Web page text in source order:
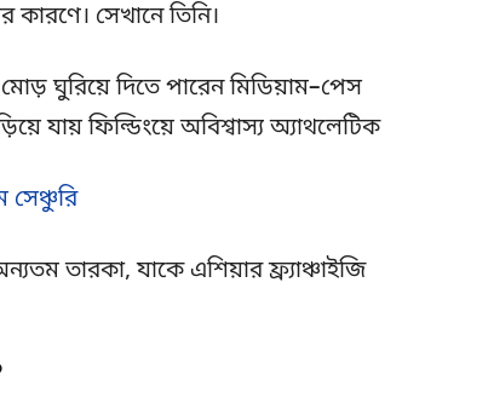
সেখানে তিনি।
ঘুরিয়ে দিতে পারেন মিডিয়াম–পেস
যায় ফিল্ডিংয়ে অবিশ্বাস্য অ্যাথলেটিক
সেঞ্চুরি
তারকা, যাকে এশিয়ার ফ্র্যাঞ্চাইজি